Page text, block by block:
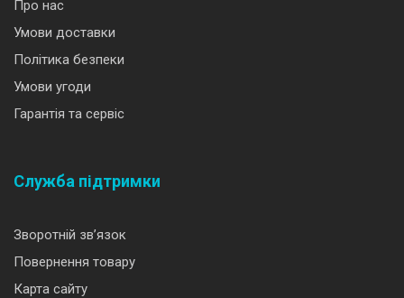
Про нас
Умови доставки
Політика безпеки
Умови угоди
Гарантія та сервіс
Служба підтримки
Зворотній зв’язок
Повернення товару
Карта сайту